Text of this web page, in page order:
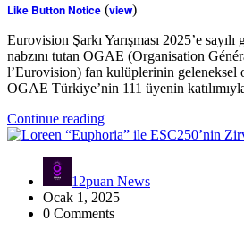
Like Button Notice (view)
Eurovision Şarkı Yarışması 2025’e sayılı
nabzını tutan OGAE (Organisation
l’Eurovision) fan kulüplerinin geleneksel
OGAE Türkiye’nin 111 üyenin
Continue reading
12puan News
Ocak 1, 2025
0 Comments